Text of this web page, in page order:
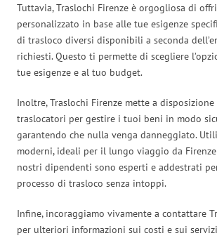
Tuttavia, Traslochi Firenze è orgogliosa di
personalizzato in base alle tue esigenze
di trasloco diversi disponibili a seconda
richiesti. Questo ti permette di scegliere
tue esigenze e al tuo budget.
Inoltre, Traslochi Firenze mette a
traslocatori per gestire i tuoi beni in modo
garantendo che nulla venga danneggiato.
moderni, ideali per il lungo viaggio da
nostri dipendenti sono esperti e addestrati
processo di trasloco senza intoppi.
Infine, incoraggiamo vivamente a contattare
per ulteriori informazioni sui costi e sui